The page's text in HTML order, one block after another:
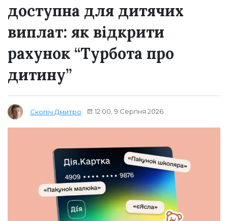
доступна для дитячих
виплат: як відкрити
рахунок “Турбота про
дитину”
Скопіч Дмитро 12:00, 9 Серпня 2026